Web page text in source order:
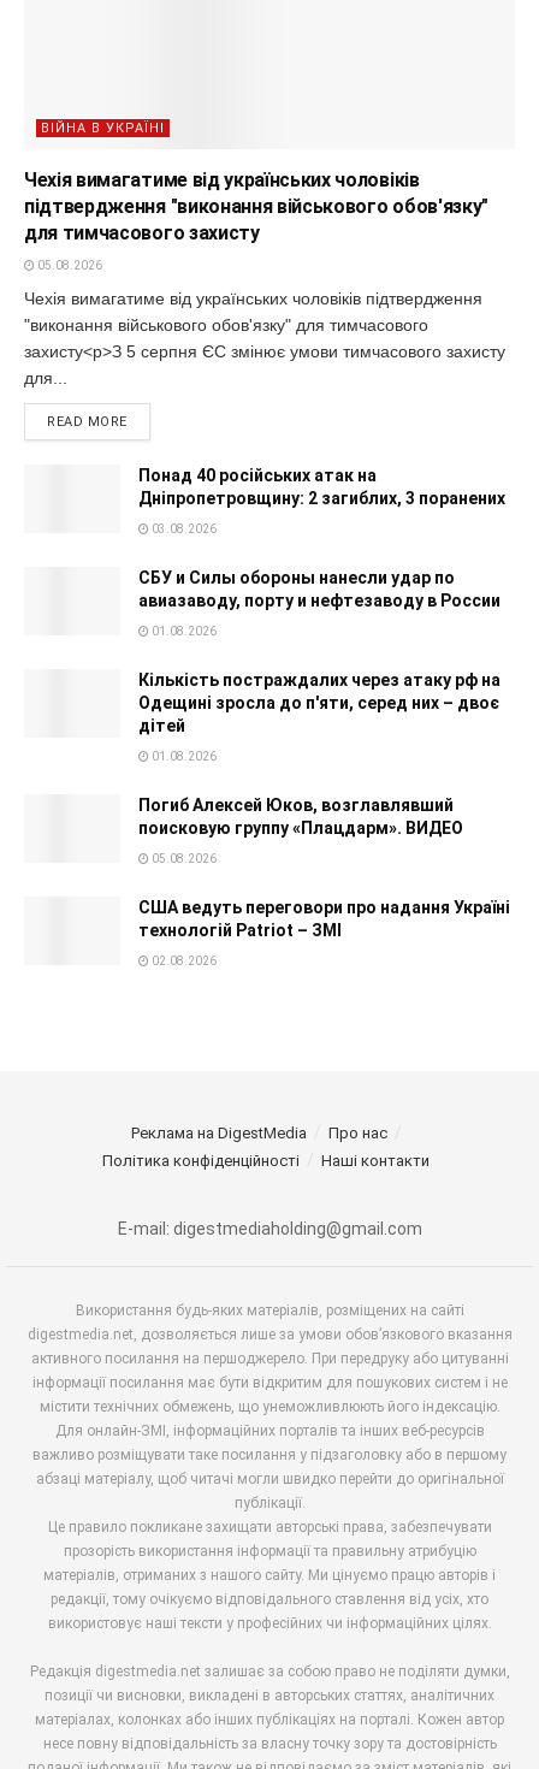
ВІЙНА В УКРАЇНІ
Чехія вимагатиме від українських чоловіків
підтвердження "виконання військового обов'язку"
для тимчасового захисту
05.08.2026
Чехія вимагатиме від українських чоловіків підтвердження
"виконання військового обов'язку" для тимчасового
захисту<p>З 5 серпня ЄС змінює умови тимчасового захисту
для...
READ MORE
Понад 40 російських атак на
Дніпропетровщину: 2 загиблих, 3 поранених
03.08.2026
СБУ и Силы обороны нанесли удар по
авиазаводу, порту и нефтезаводу в России
01.08.2026
Кількість постраждалих через атаку рф на
Одещині зросла до п'яти, серед них – двоє
дітей
01.08.2026
Погиб Алексей Юков, возглавлявший
поисковую группу «Плацдарм». ВИДЕО
05.08.2026
США ведуть переговори про надання Україні
технологій Patriot – ЗМІ
02.08.2026
Реклама на DigestMedia
Про нас
Політика конфіденційності
Наші контакти
E-mail: digestmediaholding@gmail.com
Використання будь-яких матеріалів, розміщених на сайті
digestmedia.net, дозволяється лише за умови обов’язкового вказання
активного посилання на першоджерело. При передруку або цитуванні
інформації посилання має бути відкритим для пошукових систем і не
містити технічних обмежень, що унеможливлюють його індексацію.
Для онлайн-ЗМІ, інформаційних порталів та інших веб-ресурсів
важливо розміщувати таке посилання у підзаголовку або в першому
абзаці матеріалу, щоб читачі могли швидко перейти до оригінальної
публікації.
Це правило покликане захищати авторські права, забезпечувати
прозорість використання інформації та правильну атрибуцію
матеріалів, отриманих з нашого сайту. Ми цінуємо працю авторів і
редакції, тому очікуємо відповідального ставлення від усіх, хто
використовує наші тексти у професійних чи інформаційних цілях.
Редакція digestmedia.net залишає за собою право не поділяти думки,
позиції чи висновки, викладені в авторських статтях, аналітичних
матеріалах, колонках або інших публікаціях на порталі. Кожен автор
несе повну відповідальність за власну точку зору та достовірність